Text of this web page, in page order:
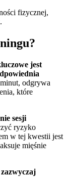
fizycznej,
.
jest
odgrywa
które
sesji
ryzyko
w tej kwestii jest
mięśnie